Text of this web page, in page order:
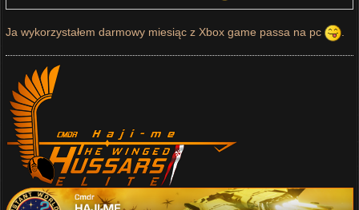
Ja wykorzystałem darmowy miesiąc z Xbox game passa na pc .